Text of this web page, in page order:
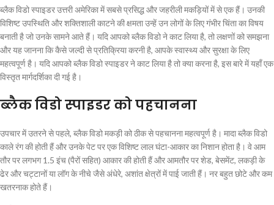
ब्लैक विडो स्पाइडर उत्तरी अमेरिका में सबसे प्रसिद्ध और जहरीली मकड़ियों में से एक हैं। उनकी
विशिष्ट उपस्थिति और शक्तिशाली काटने की क्षमता उन्हें उन लोगों के लिए गंभीर चिंता का विषय
बनाती है जो उनके सामने आते हैं। यदि आपको ब्लैक विडो ने काट लिया है, तो लक्षणों को समझना
और यह जानना कि कैसे जल्दी से प्रतिक्रिया करनी है, आपके स्वास्थ्य और सुरक्षा के लिए
महत्वपूर्ण है। यदि आपको ब्लैक विडो स्पाइडर ने काट लिया है तो क्या करना है, इस बारे में यहाँ एक
विस्तृत मार्गदर्शिका दी गई है।
ब्लैक विडो स्पाइडर को पहचानना
उपचार में उतरने से पहले, ब्लैक विडो मकड़ी को ठीक से पहचानना महत्वपूर्ण है। मादा ब्लैक विडो
काले रंग की होती हैं और उनके पेट पर एक विशिष्ट लाल घंटा-आकार का निशान होता है। वे आम
तौर पर लगभग 1.5 इंच (पैरों सहित) आकार की होती हैं और आमतौर पर शेड, बेसमेंट, लकड़ी के
ढेर और चट्टानों या लॉग के नीचे जैसे अंधेरे, अशांत क्षेत्रों में पाई जाती हैं। नर बहुत छोटे और कम
खतरनाक होते हैं।